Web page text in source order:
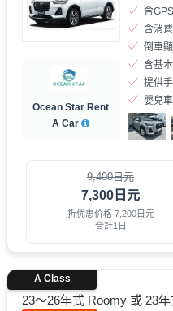
Ocean Star Rent
A Car
含
含消
倒車
含基
提供
嬰兒
9,400日元
7,300日元
折优惠价格 7,200日元
合計1日
23～26年式 Roomy 或 23年
A Class